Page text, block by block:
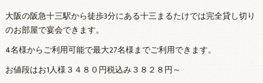
大阪の阪急十三駅から徒歩3分にある十三まるたけでは完全貸し切り
のお部屋で宴会できます。
4名様からご利用可能で最大27名様までご利用できます。
お値段はお1人様３４８０円税込み３８２８円～